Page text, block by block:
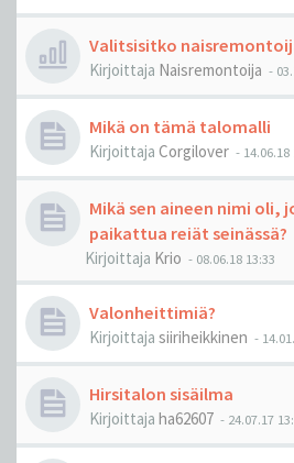
Valitsisitko
Kirjoittaja Naisremontoija -
Mikä on tämä talomalli
Kirjoittaja Corgilover - 14.06.18
Mikä sen aineen nimi oli,
paikattua reiät seinässä?
Kirjoittaja Krio - 08.06.18 13:33
Valonheittimiä?
Kirjoittaja siiriheikkinen -
Hirsitalon sisäilma
Kirjoittaja ha62607 - 24.07.17